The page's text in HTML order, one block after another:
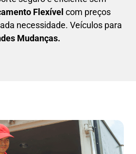
Flexível com preços
necessidade. Veículos para
Mudanças.